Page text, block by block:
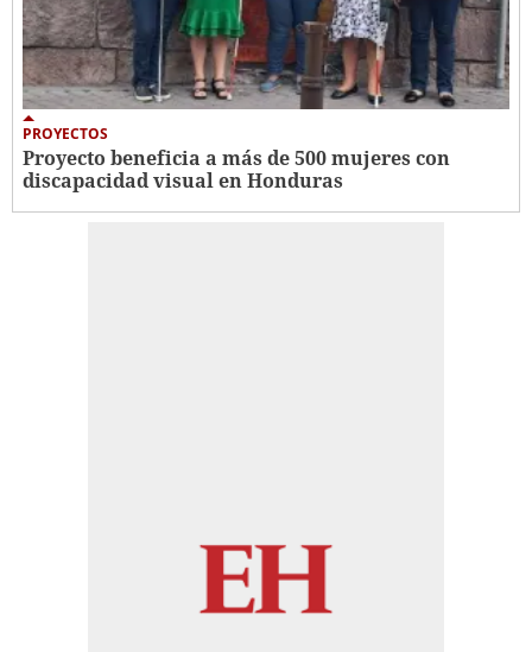
PROYECTOS
Proyecto beneficia a más de 500 mujeres con
discapacidad visual en Honduras